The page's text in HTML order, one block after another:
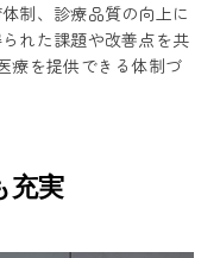
制、診療品質の向上に
れた課題や改善点を共
療を提供できる体制づ
充実